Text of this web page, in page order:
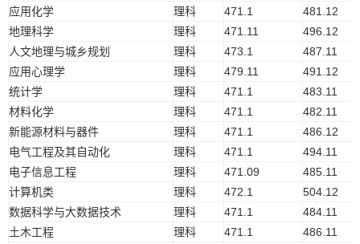
应用化学
理科 471.1
481.12
地理科学
理科 471.11
496.12
人文地理与城乡规划
理科 473.1
487.11
应用心理学
理科 479.11
491.12
统计学
理科 471.1
483.11
材料化学
理科 471.1
482.11
新能源材料与器件
理科 471.1
486.12
电气工程及其自动化
理科 471.1
494.11
电子信息工程
理科 471.09
485.11
计算机类
理科 472.1
504.12
数据科学与大数据技术
理科 471.1
484.11
土木工程
理科 471.1
486.11